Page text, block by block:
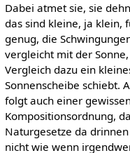
Dabei atmet sie, sie
das sind kleine, ja klein,
genug, die
vergleicht mit der
Vergleich dazu ein
Sonnenscheibe schiebt.
folgt auch einer
Kompositionsordnung,
Naturgesetze da
nicht wie wenn